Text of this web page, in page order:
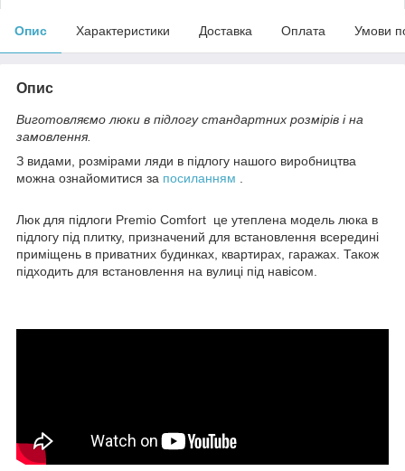
Опис Характеристики Доставка Оплата Умови
Опис
Виготовляємо люки в підлогу стандартних розмірів і на
замовлення.
З видами, розмірами ляди в підлогу нашого виробництва
можна ознайомитися за посиланням
Люк для підлоги Premio Comfort це утеплена модель люка в
підлогу під плитку, призначений для встановлення всередині
приміщень в приватних будинках, квартирах, гаражах. Також
підходить для встановлення на вулиці під навісом.